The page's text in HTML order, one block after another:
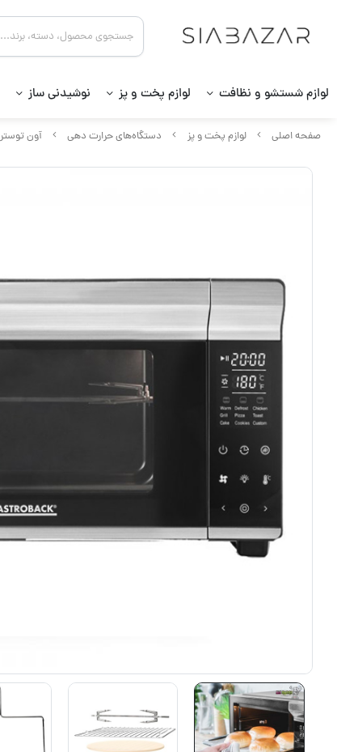
لوازم شستشو و نظافت لوازم پخت و پز نوشیدنی ساز
صفحه اصلی لوازم پخت و پز دستگاه‌های حرارت دهی آون توستر